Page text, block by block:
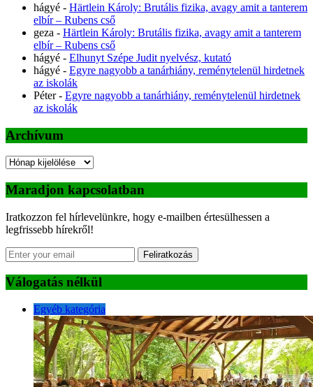
hágyé - Härtlein Károly: Brutális fizika, avagy amit a tanterem
elbír – Rubens cső
geza - Härtlein Károly: Brutális fizika, avagy amit a tanterem
elbír – Rubens cső
hágyé - Elhunyt Szépe Judit nyelvész, kutató
hágyé - Egyre nagyobb a tanárhiány, reménytelenül hirdetnek
az iskolák
Péter- Egyre nagyobb a tanárhiány, reménytelenül hirdetnek
az iskolák
Archívum
Archívum
Maradjon kapcsolatban
Iratkozzon fel hírlevelünkre, hogy e-mailben értesülhessen a
legfrissebb hírekről!
Feliratkozás
Válogatás nélkül
Egyéb kategória